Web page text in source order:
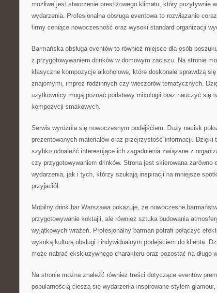
możliwe jest stworzenie prestiżowego klimatu, który pozytywnie
wydarzenia. Profesjonalna obsługa eventowa to rozwiązanie
firmy ceniące nowoczesność oraz wysoki standard organizacji
Barmańska obsługa eventów to również miejsce dla osób
z przygotowywaniem drinków w domowym zaciszu. Na stronie
klasyczne kompozycje alkoholowe, które doskonale sprawdzą
znajomymi, imprez rodzinnych czy wieczorów tematycznych.
użytkownicy mogą poznać podstawy mixologii oraz nauczyć się
kompozycji smakowych.
Serwis wyróżnia się nowoczesnym podejściem. Duży nacisk
prezentowanych materiałów oraz przejrzystość informacji. Dzięki
szybko odnaleźć interesujące ich zagadnienia związane z
czy przygotowywaniem drinków. Strona jest skierowana zarówno
wydarzenia, jak i tych, którzy szukają inspiracji na mniejsze
przyjaciół.
Mobilny drink bar Warszawa pokazuje, że nowoczesne
przygotowywanie koktajli, ale również sztuka budowania
wyjątkowych wrażeń. Profesjonalny barman potrafi połączyć
wysoką kulturą obsługi i indywidualnym podejściem do klienta.
może nabrać ekskluzywnego charakteru oraz pozostać na długo
Na stronie można znaleźć również treści dotyczące eventów
popularnością cieszą się wydarzenia inspirowane stylem